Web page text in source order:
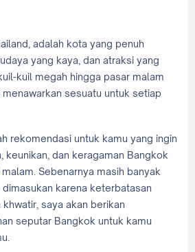
adalah kota yang penuh
yang kaya, dan atraksi yang
kuil megah hingga pasar malam
sesuatu untuk setiap
rekomendasi untuk kamu yang ingin
keunikan, dan keragaman Bangkok
Sebenarnya masih banyak
karena keterbatasan
saya akan berikan
seputar Bangkok untuk kamu